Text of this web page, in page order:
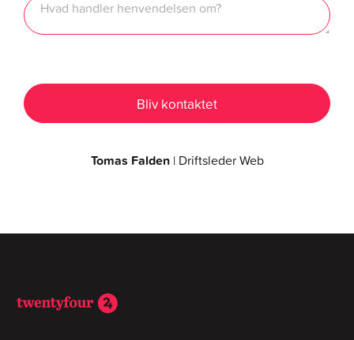
Tomas Falden| Driftsleder Web